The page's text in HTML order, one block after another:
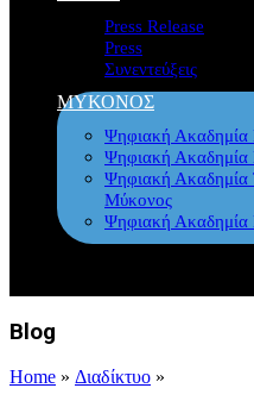
Press Release
Press
Συνεντεύξεις
ΜΥΚΟΝΟΣ
Ψηφιακή
Ψηφιακή Ακαδημία
Ψηφιακή Ακαδημία
Μύκονος
Ψηφιακή Ακαδημία
Blog
Home » Διαδίκτυο »